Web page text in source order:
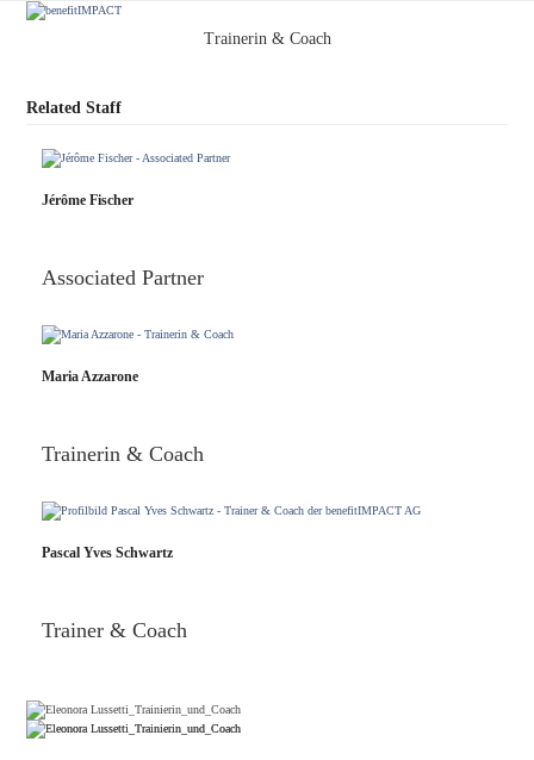
Open
menu
Close
menu
Trainerin & Coach
Related Staff
Jérôme Fischer
Associated Partner
Maria Azzarone
Trainerin & Coach
Pascal Yves Schwartz
Trainer & Coach